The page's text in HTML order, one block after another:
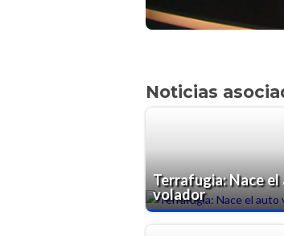
Noticias
Terrafugia: Nace
volador